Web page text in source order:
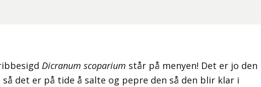
Dicranum scoparium står på menyen! Det er jo den
det er på tide å salte og pepre den så den blir klar i